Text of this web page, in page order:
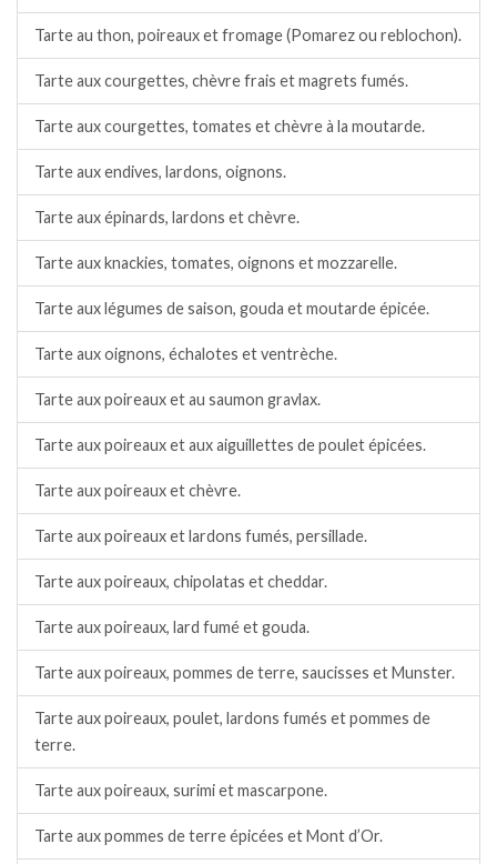
Tarte au thon, poireaux et fromage (Pomarez ou reblochon).
Tarte aux courgettes, chèvre frais et magrets fumés.
Tarte aux courgettes, tomates et chèvre à la moutarde.
Tarte aux endives, lardons, oignons.
Tarte aux épinards, lardons et chèvre.
Tarte aux knackies, tomates, oignons et mozzarelle.
Tarte aux légumes de saison, gouda et moutarde épicée.
Tarte aux oignons, échalotes et ventrèche.
Tarte aux poireaux et au saumon gravlax.
Tarte aux poireaux et aux aiguillettes de poulet épicées.
Tarte aux poireaux et chèvre.
Tarte aux poireaux et lardons fumés, persillade.
Tarte aux poireaux, chipolatas et cheddar.
Tarte aux poireaux, lard fumé et gouda.
Tarte aux poireaux, pommes de terre, saucisses et Munster.
Tarte aux poireaux, poulet, lardons fumés et pommes de
terre.
Tarte aux poireaux, surimi et mascarpone.
Tarte aux pommes de terre épicées et Mont d’Or.